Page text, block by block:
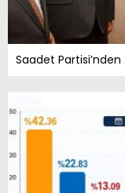
Saadet Partisi’nden